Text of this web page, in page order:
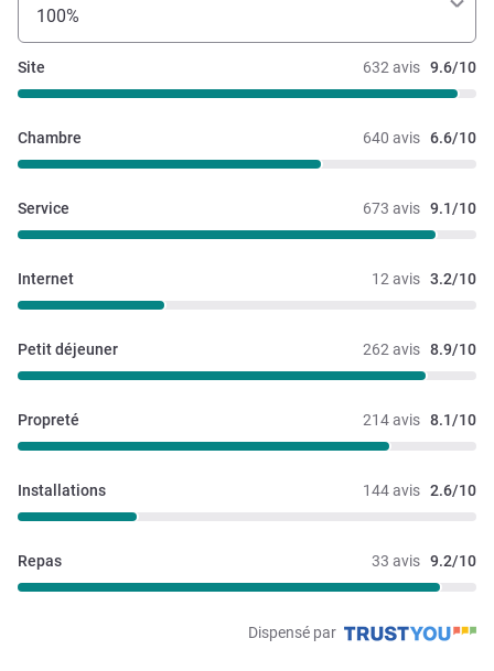
100%
632 avis 9.6/10
Site
640 avis 6.6/10
Chambre
673 avis 9.1/10
Service
12 avis 3.2/10
Internet
262 avis 8.9/10
Petit déjeuner
214 avis 8.1/10
Propreté
144 avis 2.6/10
Installations
33 avis 9.2/10
Repas
Dispensé par